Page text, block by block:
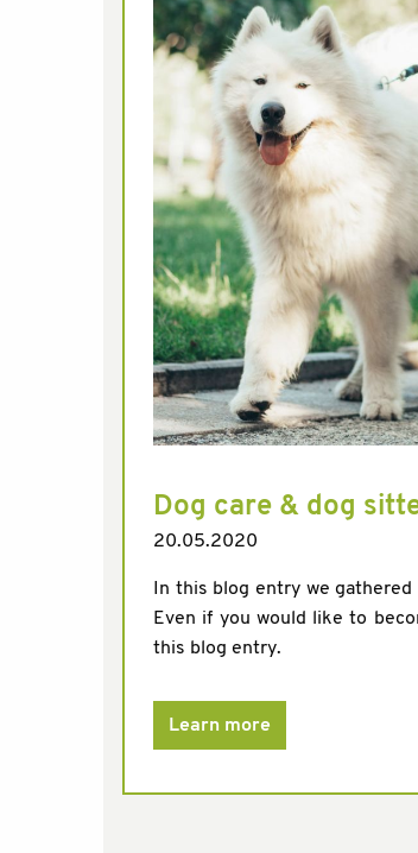
Dog care & dog
20.05.2020
In this blog entry we
Even if you would like to
this blog entry.
Learn more